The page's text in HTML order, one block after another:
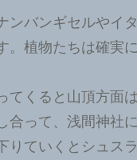
ンバンギセルやイ
。植物たちは確実
てくると山頂方面
合って、浅間神社
りていくとシュス